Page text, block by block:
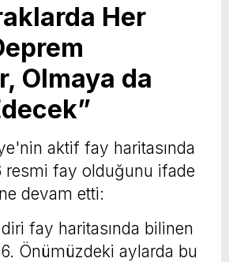
Her
Olmaya da
aktif fay haritasında
resmi fay olduğunu ifade
devam etti:
fay haritasında bilinen
Önümüzdeki aylarda bu